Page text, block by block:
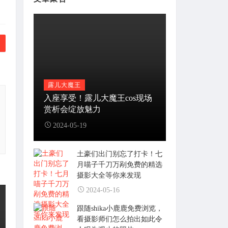
露儿大魔王
入座享受！露儿大魔王cos现场
赏析会绽放魅力
2024-05-19
土豪们出门别忘了打卡！七
月喵子千刀万剐免费的精选
摄影大全等你来发现
2024-05-16
跟随shika小鹿鹿免费浏览，
看摄影师们怎么拍出如此令